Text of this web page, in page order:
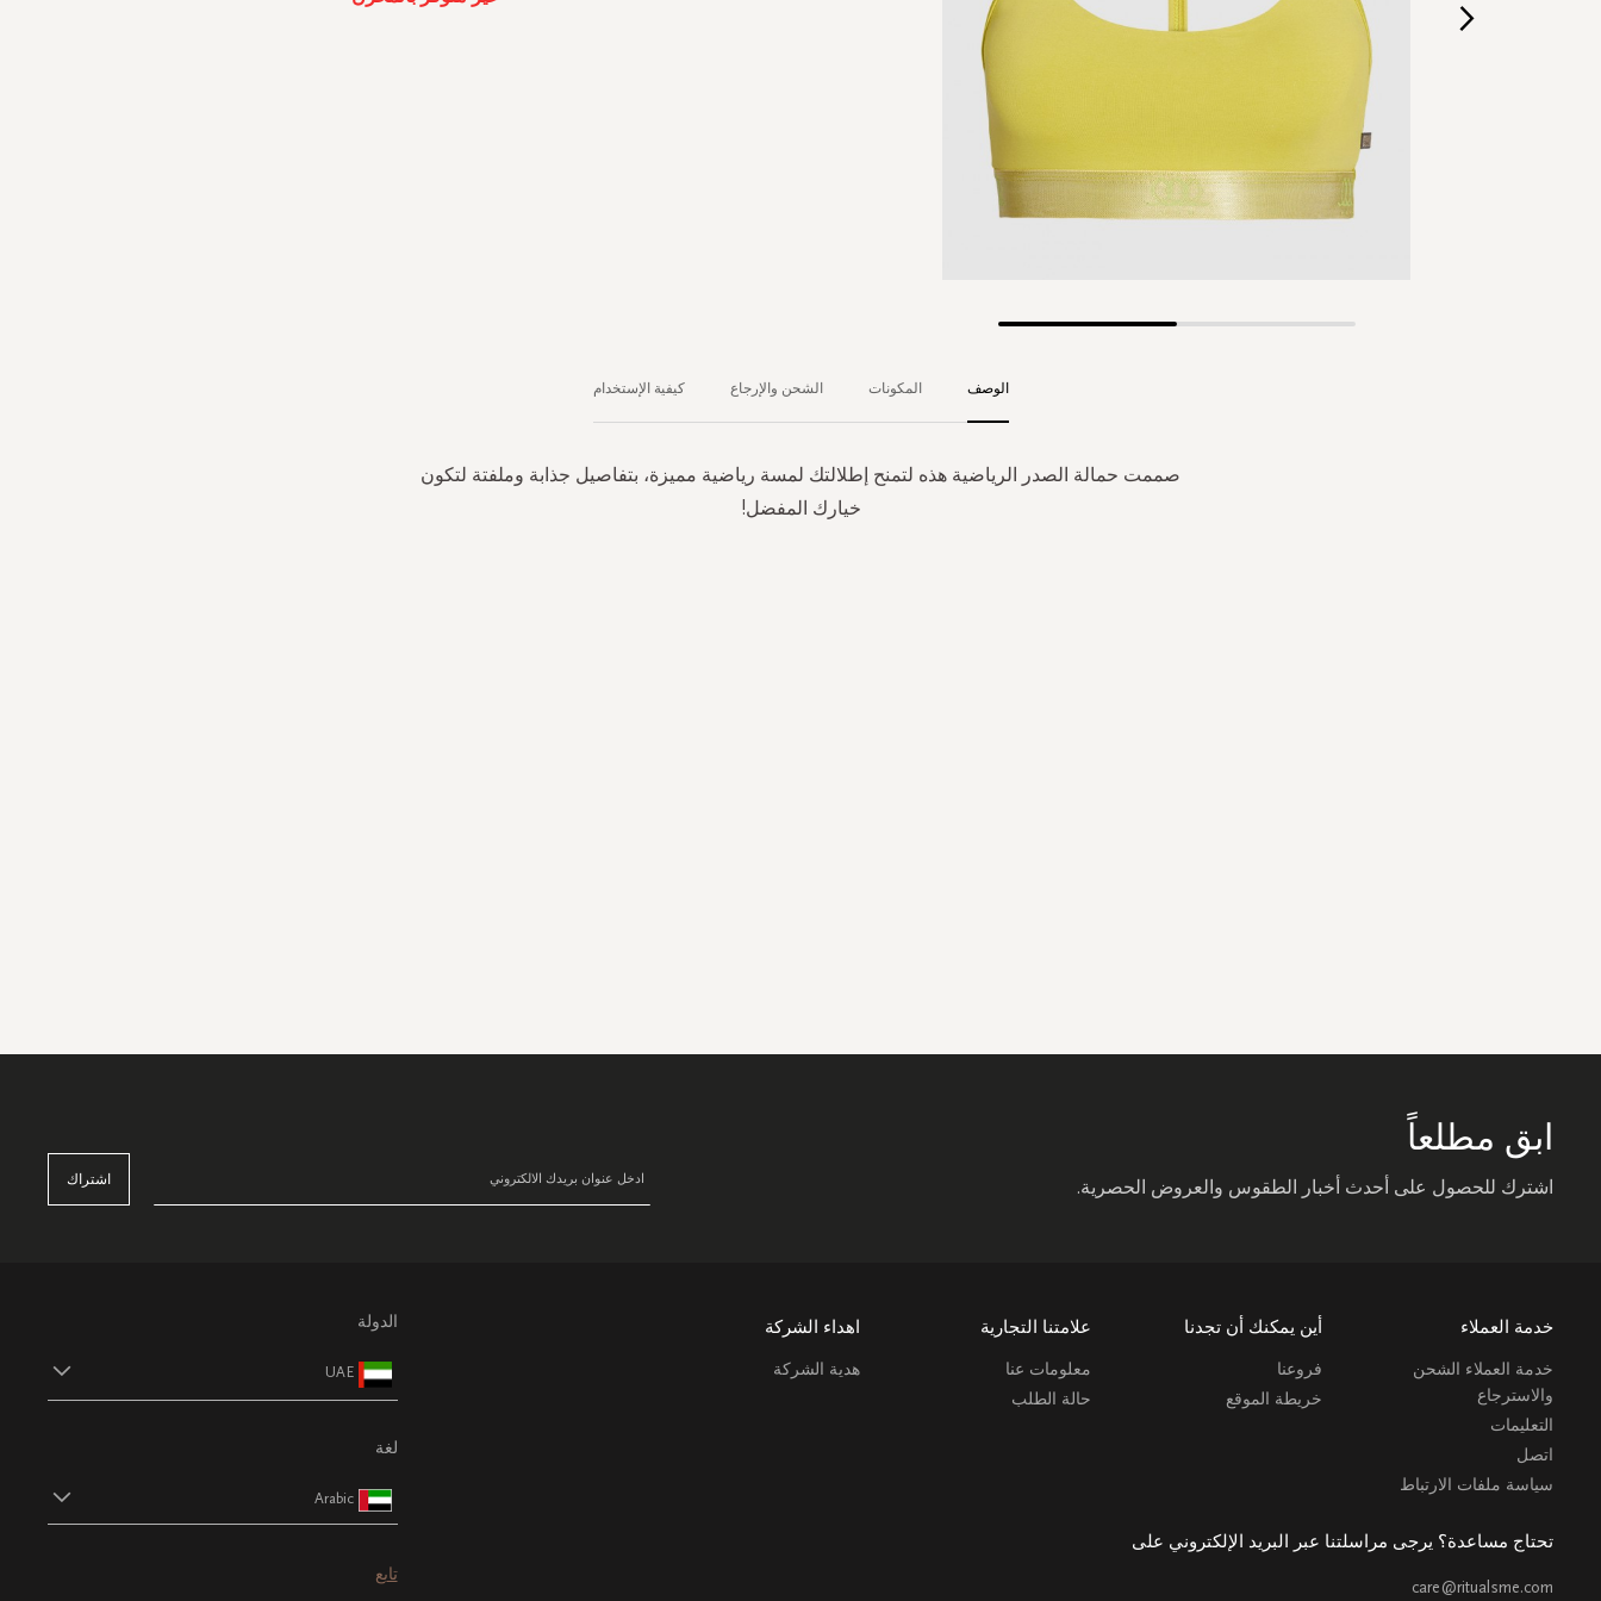
الوصف
صممت حمالة الصدر الرياضية هذه لتمنح إطلالتك لمسة رياضية مميزة، بتفاصيل جذابة وملفتة لتكون
خيارك المفضل!
المكونات الشحن والإرجاع كيفية الإستخدام
ابق مطلعاً
اشترك للحصول على أحدث أخبار الطقوس والعروض الحصرية. اشتراك
خدمة العملاء
خدمة العملاء الشحن
والاسترجاع
التعليمات
اتصل
سياسة ملفات الارتباط
أين يمكنك أن تجدنا
فروعنا
خريطة الموقع
علامتنا التجارية
معلومات عنا
حالة الطلب
اهداء الشركة
هدية الشركة
تحتاج مساعدة؟ يرجى مراسلتنا عبر البريد الإلكتروني على
care@ritualsme.com
الدولة
UAE
لغة
Arabic
تابع